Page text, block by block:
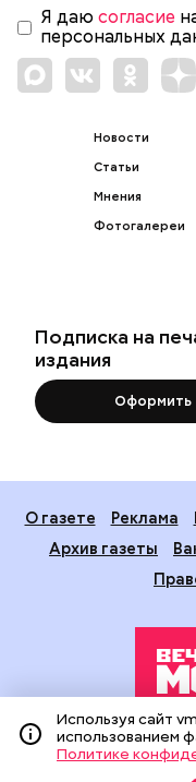
Я даю согласие
персональных
Новости
Статьи
Мнения
Фотогалереи
Подписка на
издания
Оформить
О газете Реклама
Архив газеты
Издание создано при
средств массовой
Используя сайт
использованием
Политике